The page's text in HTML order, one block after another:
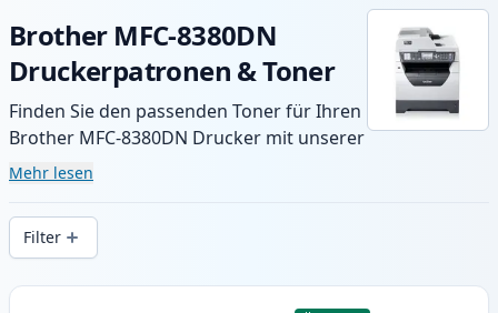
Brother MFC-8380DN
Druckerpatronen & Toner
Finden Sie den passenden Toner für Ihren
Brother MFC-8380DN Drucker mit unserer
Auswahl an kompatiblen und XL-Patronen.
Druckqualität und schnellem Versand aus
lokalem Lager in .
Mehr lesen
Filter
Produkte